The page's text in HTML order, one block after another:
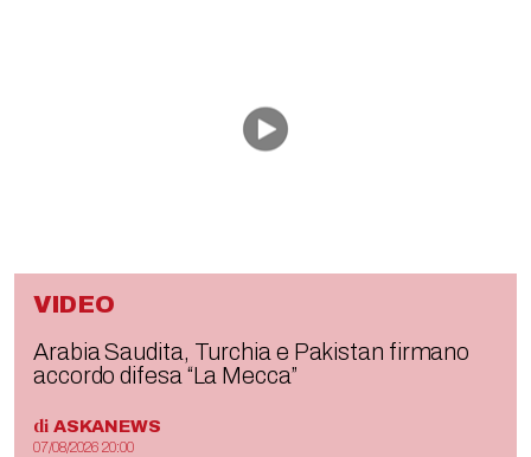
VIDEO
Arabia Saudita, Turchia e Pakistan firmano
accordo difesa “La Mecca”
di ASKANEWS
07/08/2026 20:00